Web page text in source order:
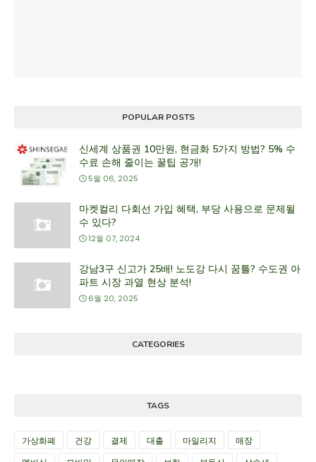
POPULAR POSTS
신세계 상품권 10만원, 현금화 5가지 방법? 5% 수
수료 손해 줄이는 꿀팁 공개!
5월 06, 2025
마켓컬리 다회선 가입 혜택, 부당 사용으로 문제될
수 있다?
12월 07, 2024
강남3구 신고가 25배! 노도강 다시 꿈틀? 수도권 아
파트 시장 과열 현상 분석!
6월 20, 2025
CATEGORIES
TAGS
가상화폐 건강 결제 대출 마일리지
매장